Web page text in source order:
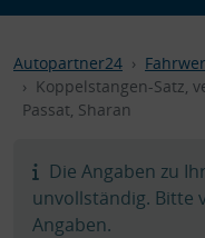
Autopartner24
Koppelstangen-Satz,
Passat, Sharan
Die Angaben zu
unvollständig. Bitte
Angaben.